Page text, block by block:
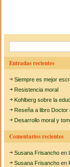
o
o
k
a
c
i
ó
o
m
b
n
a
t
u
c
a
:
Entradas recientes
Siempre es mejor
Resistencia moral
Kohlberg sobre la
Reseña a libro
Desarrollo moral y
Comentarios recientes
Susana Frisancho en
Susana Frisancho en